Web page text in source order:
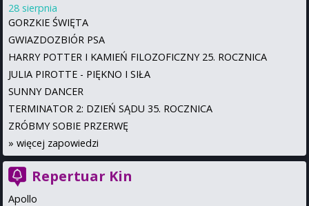
28 sierpnia
GORZKIE ŚWIĘTA
GWIAZDOZBIÓR PSA
HARRY POTTER I KAMIEŃ FILOZOFICZNY 25. ROCZNICA
JULIA PIROTTE - PIĘKNO I SIŁA
SUNNY DANCER
TERMINATOR 2: DZIEŃ SĄDU 35. ROCZNICA
ZRÓBMY SOBIE PRZERWĘ
» więcej zapowiedzi
Repertuar Kin
Apollo